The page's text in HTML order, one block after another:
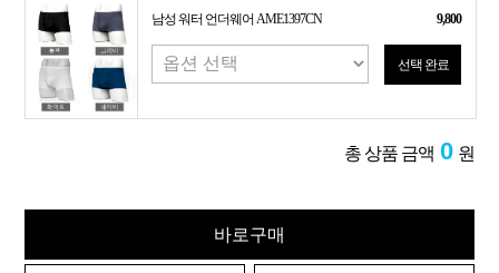
남성 워터 언더웨어 AME1397CN 9,800
선택 완료
총 상품 금액 0 원
바로구매